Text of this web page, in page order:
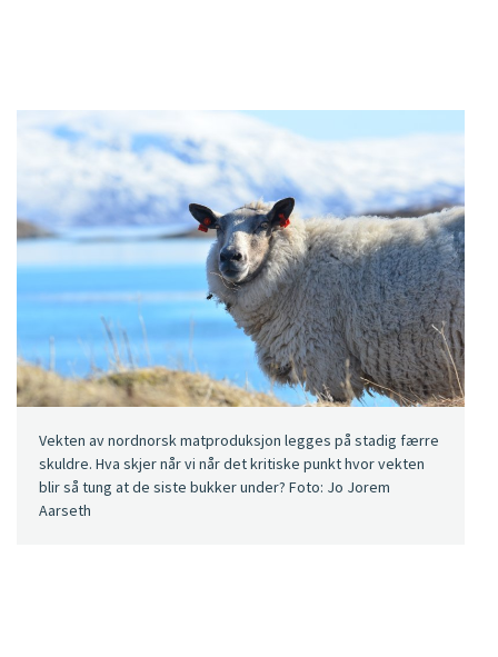
Vekten av nordnorsk matproduksjon legges på stadig færre
skuldre. Hva skjer når vi når det kritiske punkt hvor vekten
blir så tung at de siste bukker under? Foto: Jo Jorem
Aarseth